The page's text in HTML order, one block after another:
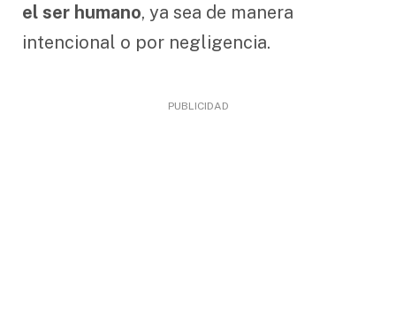
el ser humano, ya sea de manera
intencional o por negligencia.
PUBLICIDAD